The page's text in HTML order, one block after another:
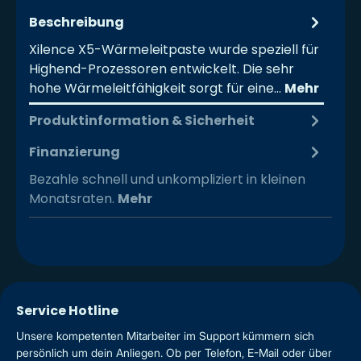
Beschreibung
Xilence X5-Wärmeleitpaste wurde speziell für
Highend-Prozessoren entwickelt. Die sehr
hohe Wärmeleitfähigkeit sorgt für eine… Mehr
Produktinformation & Sicherheit
Finanzierung
Bezahle schnell und unkompliziert in kleinen
Monatsraten. Mehr
Service Hotline
Unsere kompetenten Mitarbeiter im Support kümmern sich
persönlich um dein Anliegen. Ob per Telefon, E-Mail oder über